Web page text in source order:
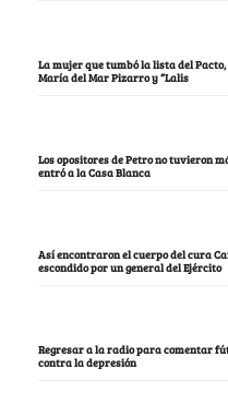
La mujer que tumbó la lista del
María del Mar Pizarro y “Lalis
Los opositores de Petro no tuvieron
entró a la Casa Blanca
Así encontraron el cuerpo del cura
escondido por un general del Ejército
Regresar a la radio para comentar
contra la depresión